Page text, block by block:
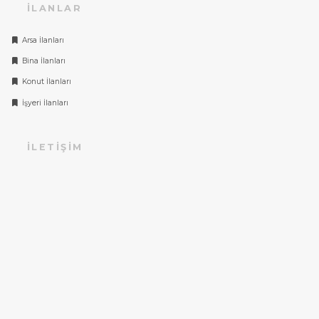
İLANLAR
Arsa İlanları
Bina İlanları
Konut İlanları
İşyeri İlanları
İLETIŞIM